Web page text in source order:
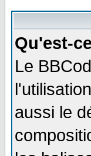
Qu'est-
Le
aussi le